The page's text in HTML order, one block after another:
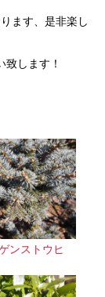
ます、是非楽し
します！
ンストウヒ